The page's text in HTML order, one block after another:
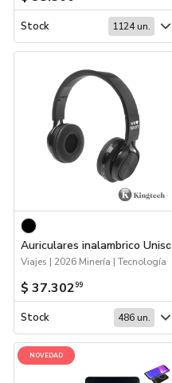
Stock 1124 un.
Auriculares inalambrico Unison
Viajes | 2026 Minería | Tecnología
$ 37.30299
Stock 486 un.
NOVEDAD